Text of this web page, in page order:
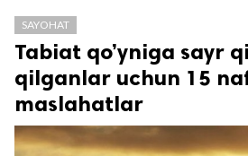
SAYOHAT
Tabiat qo’yniga sayr
qilganlar uchun 15
maslahatlar